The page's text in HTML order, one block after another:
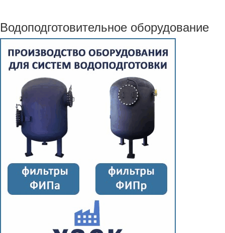
Водоподготовительное оборудование